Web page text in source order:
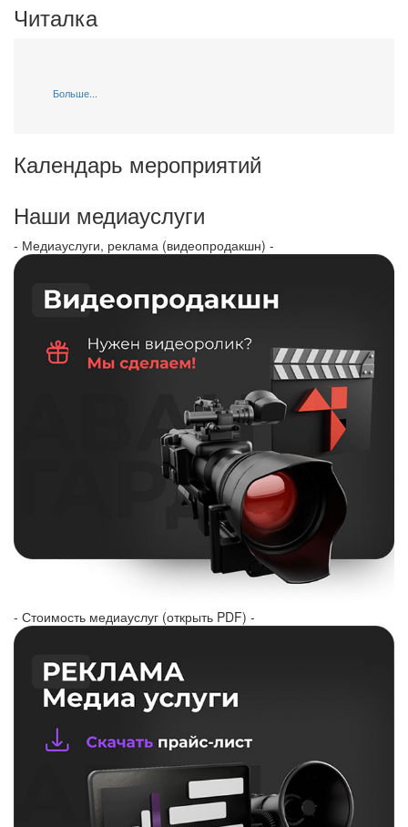
Читалка
Больше...
Календарь мероприятий
Наши медиауслуги
- Медиауслуги, реклама (видеопродакшн) -
- Стоимость медиауслуг (открыть PDF) -